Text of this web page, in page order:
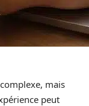
mais
peut